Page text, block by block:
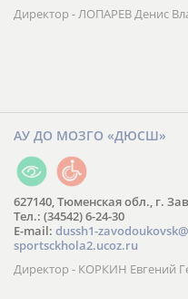
Директор - ЛОПАРЕВ Денис
АУ ДО МОЗГО «ДЮСШ»
627140, Тюменская обл., г.
Тел.: (34542) 6-24-30
​E-mail: dussh1-
sportsckhola2.ucoz.ru
Директор - КОРКИН Евгений